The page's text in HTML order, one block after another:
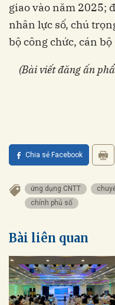
giao vào năm 2025;
nhân lực số, chú
bộ công chức, cán
(Bài viết đăng ấn
Chia sẻ Facebook
ứng dụng CNTT
chính phủ số
Bài liên quan